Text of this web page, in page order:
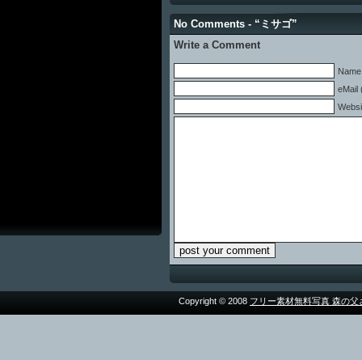
No Comments - “ミサゴ”
Write a Comment
eMail
Copyright © 2008 フリー素材無料写真 森の父